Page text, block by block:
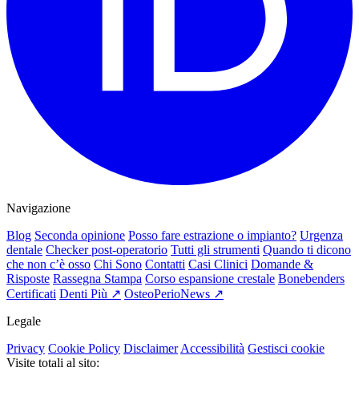
Navigazione
Blog Seconda opinione Posso fare estrazione o impianto? Urgenza
dentale Checker post-operatorio Tutti gli strumenti Quando ti dicono
che non c’è osso Chi Sono Contatti Casi Clinici Domande &
Risposte Rassegna Stampa Corso espansione crestale Bonebenders
Certificati Denti Più ↗ OsteoPerioNews ↗
Legale
Privacy Cookie Policy Disclaimer Accessibilità Gestisci cookie
Visite totali al sito: